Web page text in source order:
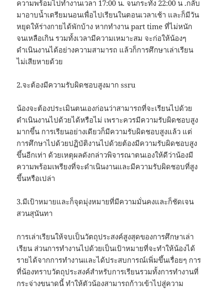
ความพร้อมไปทำงานเวลา 17:00 น. จนกระทั่ง 22:00 น .กลับ
มาอาบน้ำเตรียมนอนเพื่อไปเรียนในตอนเวลาเช้า และก็มีวัน
หยุดให้ร่างกายได้พักบ้าง หากทำงาน part time ที่ไม่หนัก
จนเหลือเกิน รวมทั้งเวลามีความเหมาะสม จะก่อให้น้องๆ
ดำเนินงานได้อย่างความสามารถ แล้วก็การศึกษาเล่าเรียน
ไม่เสียหายด้วย
2.จะต้องมีความรับผิดชอบสูงมาก ssru
น้องจะต้องประเมินตนเองก่อนว่าสามารถที่จะเรียนไปด้วย
ดำเนินงานไปด้วยได้หรือไม่ เพราะควรมีความรับผิดชอบสูง
มากขึ้น การเรียนอย่างเดียวก็มีความรับผิดชอบสูงแล้ว แต่
การศึกษาไปด้วยปฏิบัติงานไปด้วยต้องมีความรับผิดชอบสูง
ขึ้นอีกเท่า ด้วยเหตุผลดังกล่าวพิจารณาตนเองให้ดีว่าน้องมี
ความพร้อมเพรียงที่จะดำเนินงานและมีความรับผิดชอบที่สูง
ขึ้นหรือเปล่า
3.มีเป้าหมายและก็จุดมุ่งหมายที่มีความมั่นคงและก็ชัดเจน
สวนสุนันทา
การเล่าเรียนให้จบเป็นวัตถุประสงค์สูงสุดของการศึกษาเล่า
เรียน ส่วนการทำงานไปด้วยเป็นเป้าหมายที่จะทำให้น้องได้
รายได้จากการทำงานและได้ประสบการณ์เพิ่มขึ้นเรื่อยๆ การ
ที่น้องทราบวัตถุประสงค์สำหรับการเรียนรวมทั้งการทำงานที่
กระจ่างขนาดนี้ ทำให้ตัวน้องสามารถก้าวเข้าไปสู่ความ